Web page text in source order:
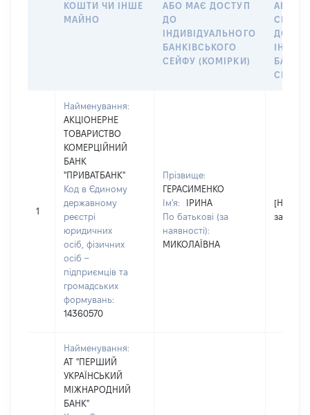
КОШТИ ЧИ ІНШЕ
МАЙНО
АБО МАЄ ДОСТУП
ДО
ІНДИВІДУАЛЬНОГО
БАНКІВСЬКОГО
СЕЙФУ (КОМІРКИ)
АБО
СІМ’Ї
СЕЙФУ
1
Найменування:
АКЦІОНЕРНЕ
ТОВАРИСТВО
КОМЕРЦІЙНИЙ
БАНК
"ПРИВАТБАНК"
Код в Єдиному
державному
реєстрі
юридичних
осіб, фізичних
осіб –
підприємців та
громадських
формувань:
14360570
Прізвище:
ГЕРАСИМЕНКО
Ім'я:
ІРИНА
По батькові (за
наявності):
МИКОЛАЇВНА
[Не
Найменування:
АТ "ПЕРШИЙ
УКРАЇНСЬКИЙ
МІЖНАРОДНИЙ
БАНК"